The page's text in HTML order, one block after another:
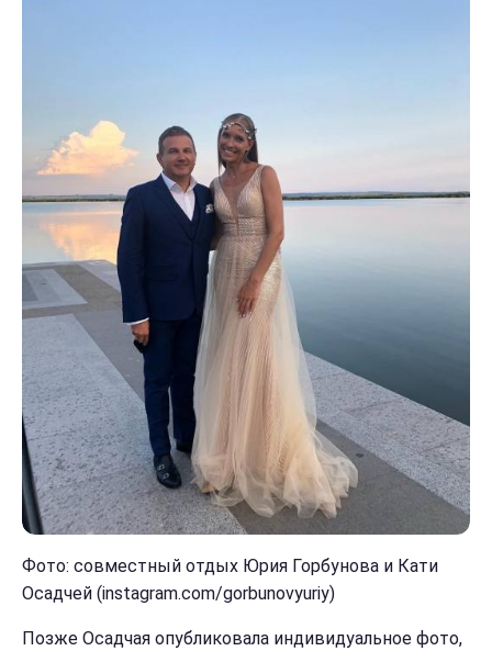
Фото: совместный отдых Юрия Горбунова и Кати
Осадчей (instagram.com/gorbunovyuriy)
Позже Осадчая опубликовала индивидуальное фото,